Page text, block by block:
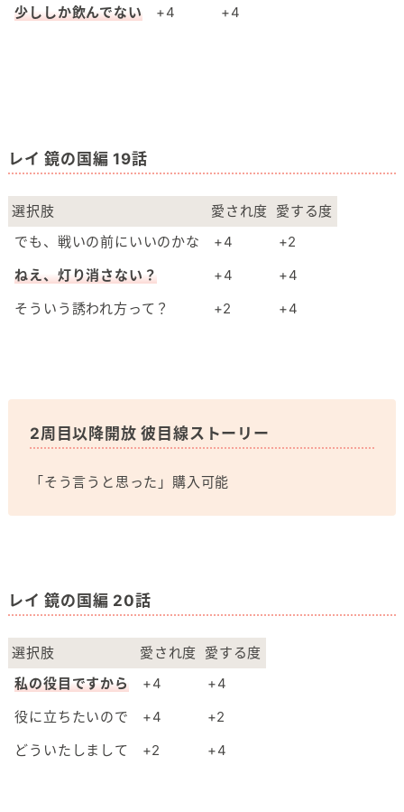
少ししか飲んでない
+4 +4
レイ 鏡の国編 19話
選択肢 愛され度 愛する度
でも、戦いの前にいいのかな
+4
+2
ねえ、灯り消さない？
+4
+4
そういう誘われ方って？
+2 +4
2周目以降開放 彼目線ストーリー
「そう言うと思った」購入可能
レイ 鏡の国編 20話
選択肢 愛され度 愛する度
私の役目ですから
+4
+4
役に立ちたいので
+4
+2
どういたしまして
+2 +4